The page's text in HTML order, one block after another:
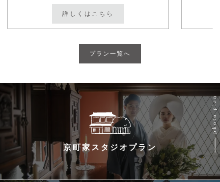
詳しくはこちら
プラン一覧へ
photo plan
京町家スタジオプラン